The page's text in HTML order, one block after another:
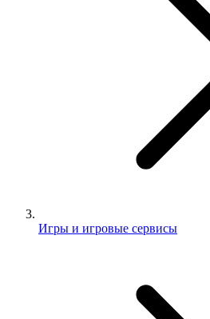
Игры и игровые сервисы